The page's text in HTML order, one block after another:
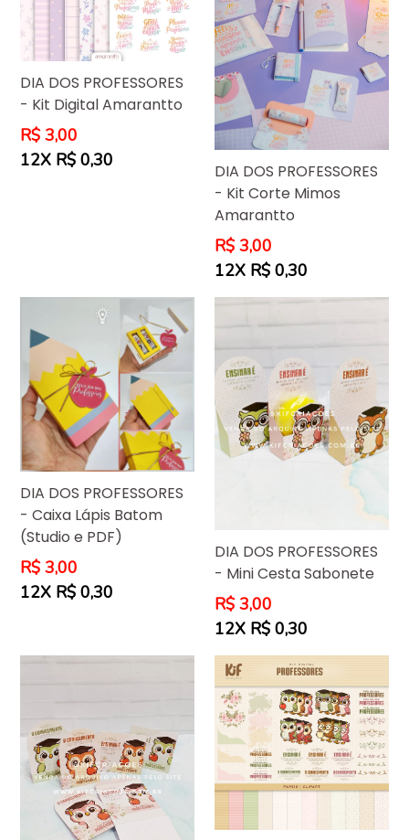
DIA DOS PROFESSORES
- Kit Digital Amarantto
Preço
normal
R$ 3,00
12X R$ 0,30
DIA DOS PROFESSORES
- Kit Corte Mimos
Amarantto
Preço
normal
R$ 3,00
12X R$ 0,30
DIA DOS PROFESSORES
- Caixa Lápis Batom
(Studio e PDF)
Preço
normal
R$ 3,00
12X R$ 0,30
DIA DOS PROFESSORES
- Mini Cesta Sabonete
Preço
normal
R$ 3,00
12X R$ 0,30